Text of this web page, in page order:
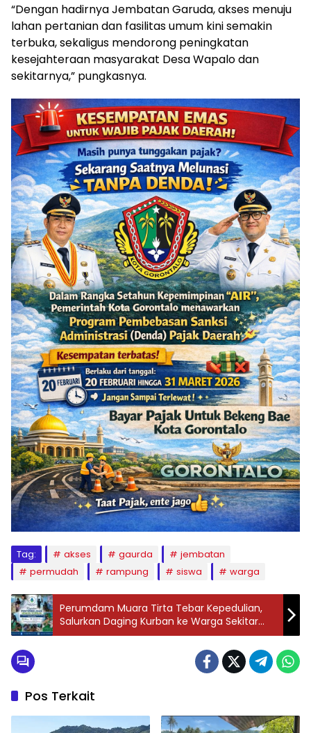
“Dengan hadirnya Jembatan Garuda, akses menuju
lahan pertanian dan fasilitas umum kini semakin
terbuka, sekaligus mendorong peningkatan
kesejahteraan masyarakat Desa Wapalo dan
sekitarnya,” pungkasnya.
Tag: akses gaurda
jembatan
permudah
rampung siswa warga
Perumdam Muara Tirta Tebar Kepedulian,
Salurkan Daging Kurban ke Warga Sekitar
Tiga IPA
Pos Terkait